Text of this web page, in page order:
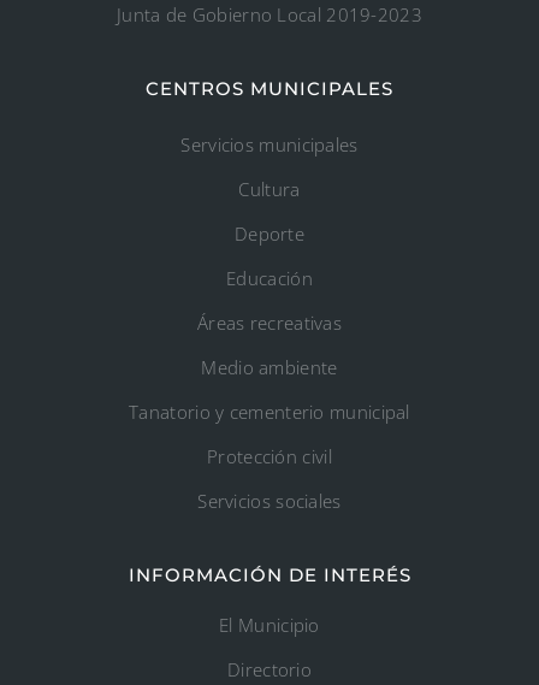
Junta de Gobierno Local 2019-2023
CENTROS MUNICIPALES
Servicios municipales
Cultura
Deporte
Educación
Áreas recreativas
Medio ambiente
Tanatorio y cementerio municipal
Protección civil
Servicios sociales
INFORMACIÓN DE INTERÉS
El Municipio
Directorio